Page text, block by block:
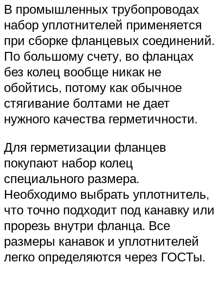
В промышленных трубопроводах
набор уплотнителей применяется
при сборке фланцевых соединений.
По большому счету, во фланцах
без колец вообще никак не
обойтись, потому как обычное
стягивание болтами не дает
нужного качества герметичности.
Для герметизации фланцев
покупают набор колец
специального размера.
Необходимо выбрать уплотнитель,
что точно подходит под канавку или
прорезь внутри фланца. Все
размеры канавок и уплотнителей
легко определяются через ГОСТы.